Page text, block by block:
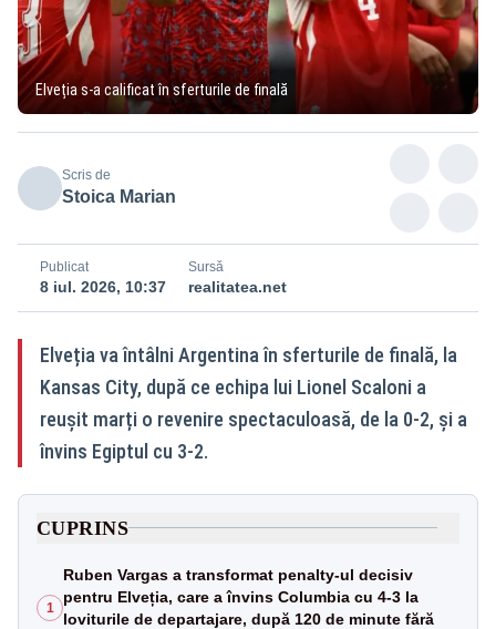
Elveția s-a calificat în sferturile de finală
Scris de
Stoica Marian
Publicat
8 iul. 2026, 10:37
Sursă
realitatea.net
Elveția va întâlni Argentina în sferturile de finală, la
Kansas City, după ce echipa lui Lionel Scaloni a
reușit marți o revenire spectaculoasă, de la 0-2, și a
învins Egiptul cu 3-2.
CUPRINS
1
Ruben Vargas a transformat penalty-ul decisiv
pentru Elveția, care a învins Columbia cu 4-3 la
loviturile de departajare, după 120 de minute fără